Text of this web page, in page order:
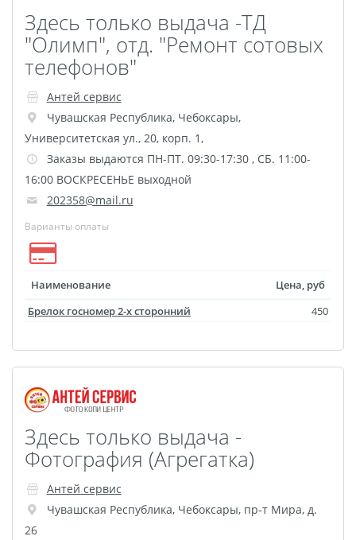
Здесь только выдача -ТД
"Олимп", отд. "Ремонт сотовых
телефонов"
Антей сервис
Чувашская Республика, Чебоксары,
Университетская ул., 20, корп. 1,
Заказы выдаются ПН-ПТ. 09:30-17:30 , СБ. 11:00-
16:00 ВОСКРЕСЕНЬЕ выходной
202358@mail.ru
Варианты оплаты
Наименование
Цена, руб
Брелок госномер 2-х сторонний
450
Здесь только выдача -
Фотография (Агрегатка)
Антей сервис
Чувашская Республика, Чебоксары, пр-т Мира, д.
26